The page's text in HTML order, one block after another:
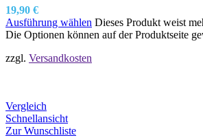
19,90 €
Ausführung wählen Dieses Produkt weist
Die Optionen können auf der Produktseite
zzgl. Versandkosten
Vergleich
Schnellansicht
Zur Wunschliste